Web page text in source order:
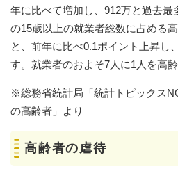
年に比べて増加し、912万と過去最
の15歳以上の就業者総数に占める
と、前年に比べ0.1ポイント上昇し
す。就業者のおよそ7人に1人を高
※総務省統計局「統計トピックス
の高齢者」より
高齢者の虐待